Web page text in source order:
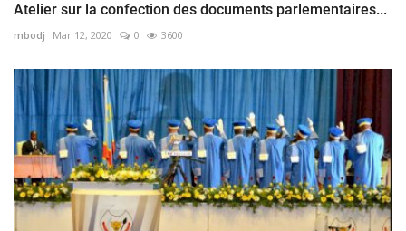
Atelier sur la confection des documents parlementaires...
mbodj Mar 12, 2020 0 3600